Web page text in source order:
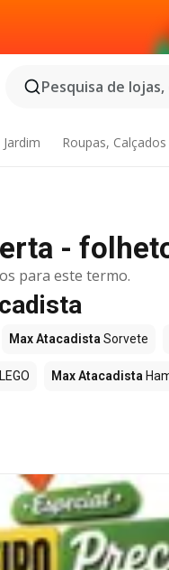
Pesquisa de
Roupas,
-
para este termo.
Max Atacadista Sorvete
LEGO Max Atacadista